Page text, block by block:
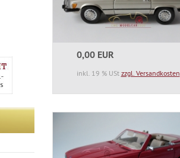
0,00 EUR
inkl. 19 % USt zzgl. Versandkosten